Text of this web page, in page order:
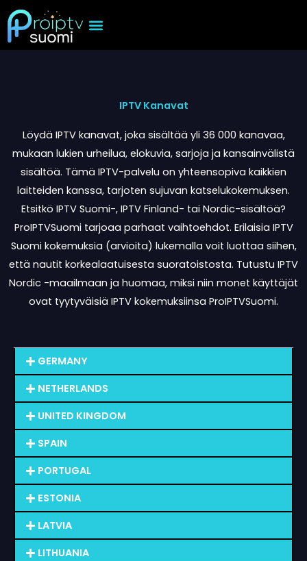
Skip
to
content
IPTV Kanavat
Löydä IPTV kanavat, joka sisältää yli 36 000 kanavaa,
mukaan lukien urheilua, elokuvia, sarjoja ja kansainvälistä
sisältöä. Tämä IPTV-palvelu on yhteensopiva kaikkien
laitteiden kanssa, tarjoten sujuvan katselukokemuksen.
Etsitkö IPTV Suomi-, IPTV Finland- tai Nordic-sisältöä?
ProIPTVSuomi tarjoaa parhaat vaihtoehdot. Erilaisia IPTV
Suomi kokemuksia (arvioita) lukemalla voit luottaa siihen,
että nautit korkealaatuisesta suoratoistosta. Tutustu IPTV
Nordic -maailmaan ja huomaa, miksi niin monet käyttäjät
ovat tyytyväisiä IPTV kokemuksiinsa ProIPTVSuomi.
GERMANY
NETHERLANDS
UNITED KINGDOM
SPAIN
PORTUGAL
ESTONIA
LATVIA
LITHUANIA